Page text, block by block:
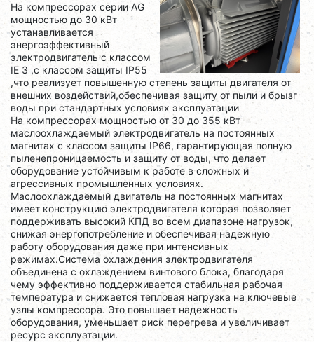
На компрессорах серии AG
мощностью до 30 кВт
устанавливается
энергоэффективный
электродвигатель с классом
IE 3 ,с классом защиты IP55
,что реализует повышенную степень защиты двигателя от
внешних воздействий,обеспечивая защиту от пыли и брызг
воды при стандартных условиях эксплуатации
На компрессорах мощностью от 30 до 355 кВт
маслоохлаждаемый электродвигатель на постоянных
магнитах с классом защиты IP66, гарантирующая полную
пыленепроницаемость и защиту от воды, что делает
оборудование устойчивым к работе в сложных и
агрессивных промышленных условиях.
Маслоохлаждаемый двигатель на постоянных магнитах
имеет конструкцию электродвигателя которая позволяет
поддерживать высокий КПД во всем диапазоне нагрузок,
снижая энергопотребление и обеспечивая надежную
работу оборудования даже при интенсивных
режимах.Система охлаждения электродвигателя
объединена с охлаждением винтового блока, благодаря
чему эффективно поддерживается стабильная рабочая
температура и снижается тепловая нагрузка на ключевые
узлы компрессора. Это повышает надежность
оборудования, уменьшает риск перегрева и увеличивает
ресурс эксплуатации.